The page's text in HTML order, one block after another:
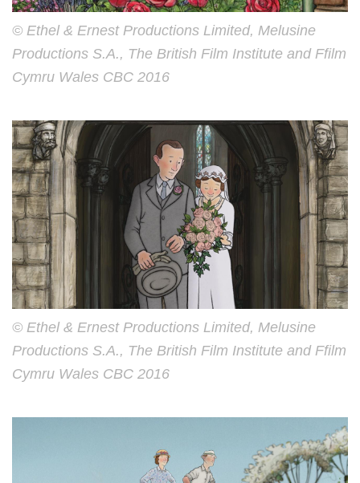
© Ethel & Ernest Productions Limited, Melusine
Productions S.A., The British Film Institute and Ffilm
Cymru Wales CBC 2016
© Ethel & Ernest Productions Limited, Melusine
Productions S.A., The British Film Institute and Ffilm
Cymru Wales CBC 2016